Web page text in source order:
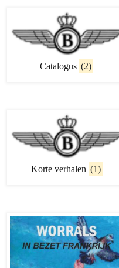
Catalogus (2)
Korte verhalen (1)